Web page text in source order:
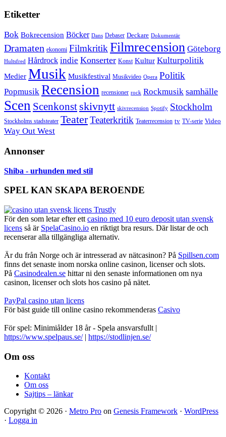
Etiketter
Bok Bokrecension Böcker Dans Debaser Deckare Dokumentär
Dramaten ekonomi Filmkritik Filmrecension Göteborg
Hultsfred Hårdrock indie Konserter Konst Kultur Kulturpolitik
Medier Musik Musikfestival Musikvideo Opera Politik
Popmusik Recension recensioner rock Rockmusik samhälle
Scen Scenkonst skivnytt skivrecension Spotify Stockholm
Stockholms stadsteater TeaterTeaterkritik Teaterrecension tv TV-serie Video
Way Out West
Annonser
Shiba - urhunden med stil
SPEL KAN SKAPA BEROENDE
För den som letar efter ett casino med 10 euro deposit utan svensk
licens så är SpelaCasino.io en riktigt bra resurs. Där listar de och
recenserar alla tillgängliga alternativ.
Är du från Norge och är intresserad av nätcasinon? På Spillsen.com
finns det senaste inom norska online casinon, licenser och slots.
På Casinodealen.se hittar ni den senaste informationen om nya
casinon, licenser och slots hos casino på nätet.
PayPal casino utan licens
För bäst guide till online casino rekommenderas Casivo
För spel: Minimiålder 18 år - Spela ansvarsfullt |
https://www.spelpaus.se/| https://stodlinjen.se/
Footer
Om oss
Kontakt
Om oss
Sajtips – länkar
Copyright © 2026 · Metro Pro on Genesis Framework · WordPress
· Logga in